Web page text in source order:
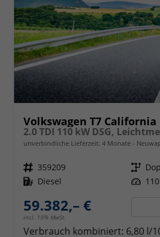
Volkswagen T7 California
unverbindliche Lieferzeit: 4 Monate
Fahrzeugnr. 359209 Getriebe
Kraftstoff Diesel Leistung
59.382,– €
incl. 19% MwSt.
Verbrauch kombiniert: 6,80 l/